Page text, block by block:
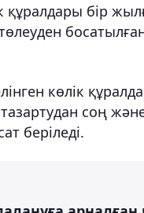
құралдары бір
көлік
тазартудан соң
беріледі.